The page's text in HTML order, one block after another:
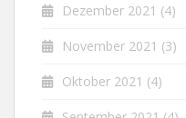
Dezember 2021 (4)
November 2021 (3)
Oktober 2021 (4)